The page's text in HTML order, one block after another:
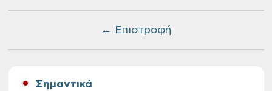
← Επιστροφή
Σημαντικά